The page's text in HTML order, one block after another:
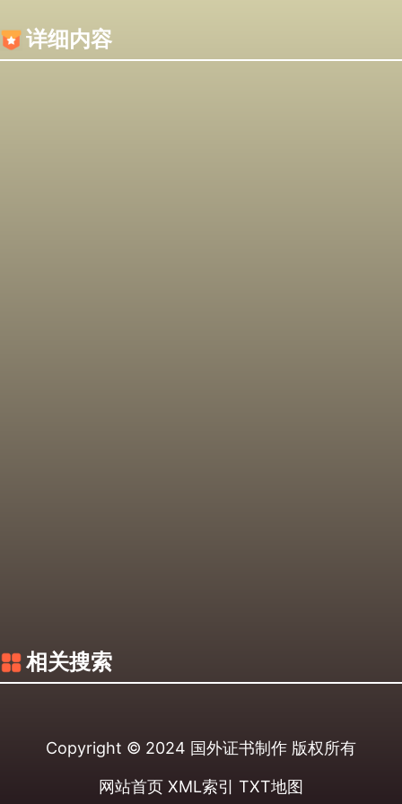
详细内容
相关搜索
Copyright © 2024 国外证书制作 版权所有
网站首页 XML索引 TXT地图